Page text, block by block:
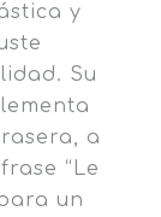
y
Su
a
“Le
un